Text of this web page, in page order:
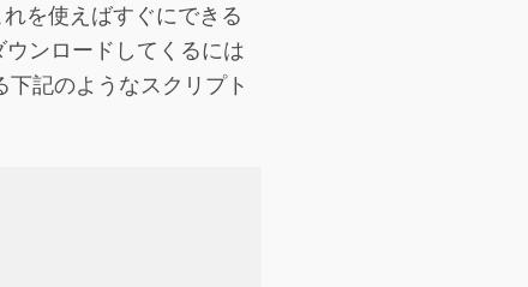
を使えばすぐにできる
ンロードしてくるには
下記のようなスクリプト